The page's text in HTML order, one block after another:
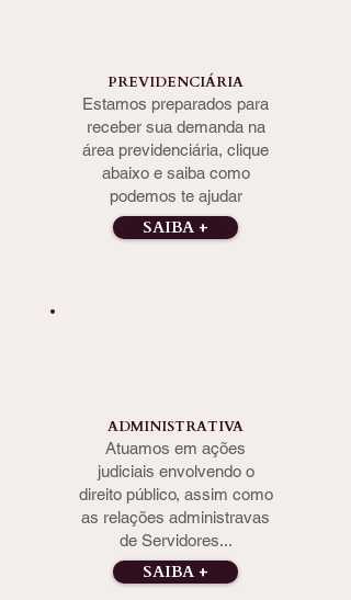
PREVIDENCIÁRIA
Estamos preparados para
receber sua demanda na
área previdenciária, clique
abaixo e saiba como
podemos te ajudar
SAIBA +
ADMINISTRATIVA
Atuamos em ações
judiciais envolvendo o
direito público, assim como
as relações administravas
de Servidores...
SAIBA +